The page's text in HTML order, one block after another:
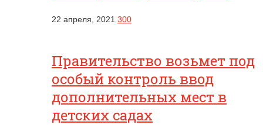
22 апреля, 2021 300
Правительство возьмет под
особый контроль ввод
дополнительных мест в
детских садах